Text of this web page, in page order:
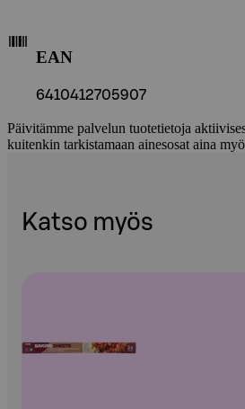
EAN
6410412705907
Päivitämme palvelun tuotetietoja
kuitenkin tarkistamaan ainesosat aina
Katso myös